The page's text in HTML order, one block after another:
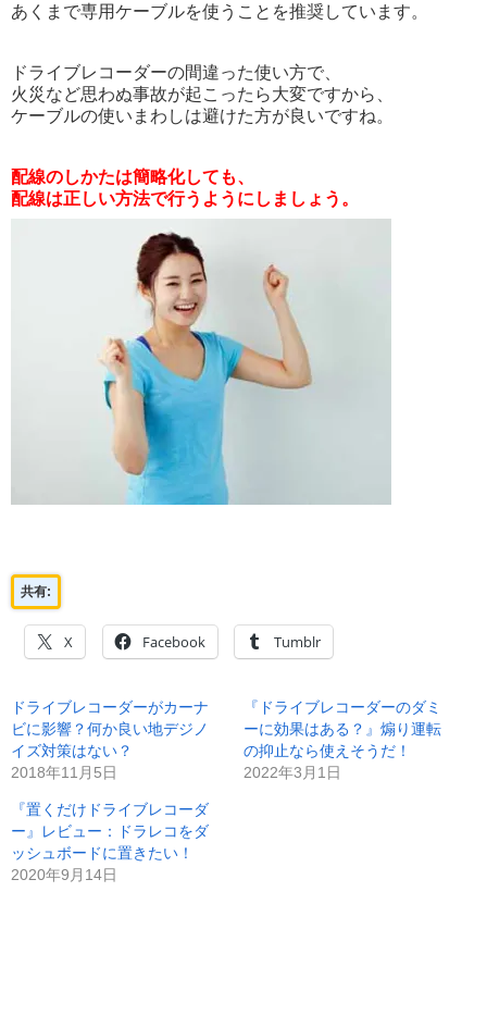
あくまで専用ケーブルを使うことを推奨しています。
ドライブレコーダーの間違った使い方で、
火災など思わぬ事故が起こったら大変ですから、
ケーブルの使いまわしは避けた方が良いですね。
配線のしかたは簡略化しても、
配線は正しい方法で行うようにしましょう。
共有:
X Facebook Tumblr
ドライブレコーダーがカーナ
ビに影響？何か良い地デジノ
イズ対策はない？
2018年11月5日
『ドライブレコーダーのダミ
ーに効果はある？』煽り運転
の抑止なら使えそうだ！
2022年3月1日
『置くだけドライブレコーダ
ー』レビュー：ドラレコをダ
ッシュボードに置きたい！
2020年9月14日